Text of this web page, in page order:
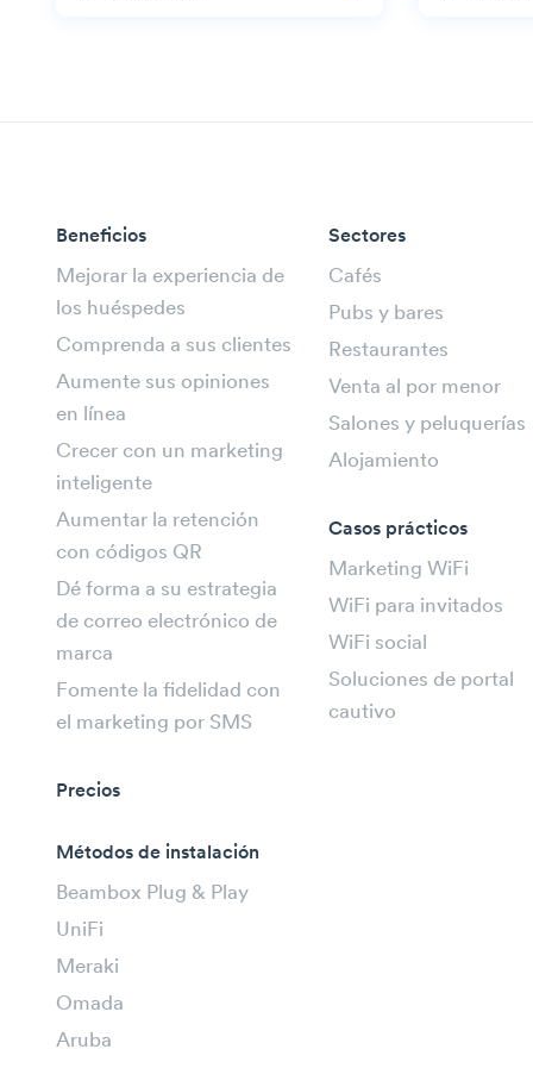
Beneficios
Mejorar la experiencia de
los huéspedes
Comprenda a sus clientes
Aumente sus opiniones
en línea
Crecer con un marketing
inteligente
Aumentar la retención
con códigos QR
Dé forma a su estrategia
de correo electrónico de
marca
Fomente la fidelidad con
el marketing por SMS
Precios
Métodos de instalación
Beambox Plug & Play
UniFi
Meraki
Omada
Aruba
Sectores
Cafés
Pubs y bares
Restaurantes
Venta al por menor
Salones y peluquerías
Alojamiento
Casos prácticos
Marketing WiFi
WiFi para invitados
WiFi social
Soluciones de portal
cautivo